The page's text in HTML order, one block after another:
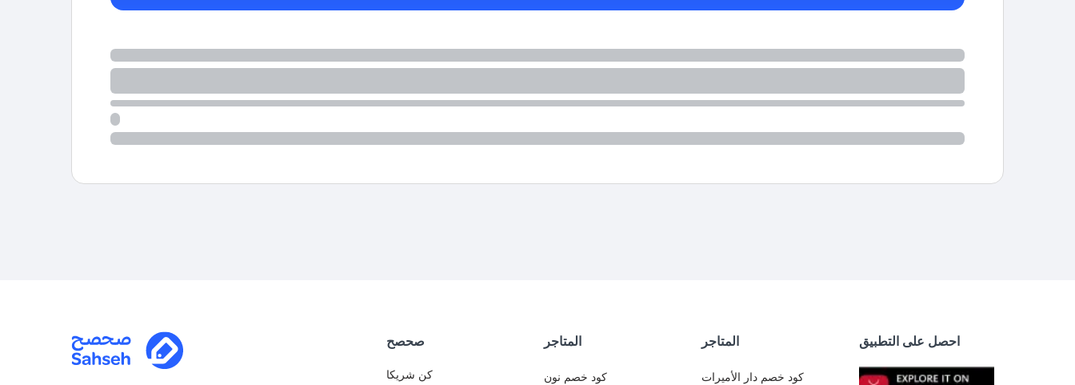
صحصح
كن شريكا
المتاجر
كود خصم نون
المتاجر
كود خصم دار الأميرات
احصل على التطبيق